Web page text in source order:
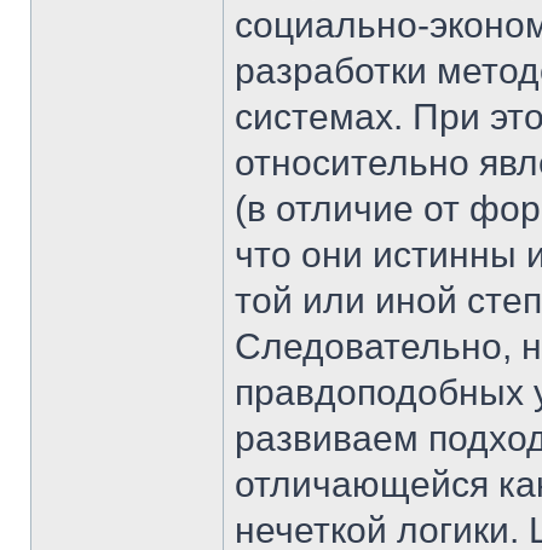
социально-
разработки
системах. При
относительно
(в отличие от
что они истинны
той или иной
Следовательно,
правдоподобных
развиваем
отличающейся
нечеткой